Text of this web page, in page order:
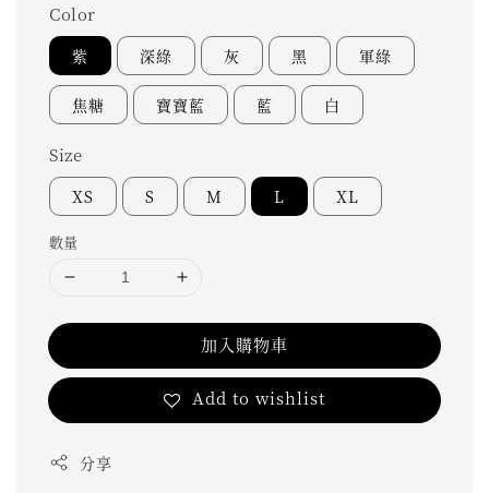
Color
紫 深綠 灰 黑 軍綠
焦糖 寶寶藍 藍 白
Size
XS S M L XL
數量
加入購物車
Add to wishlist
分享